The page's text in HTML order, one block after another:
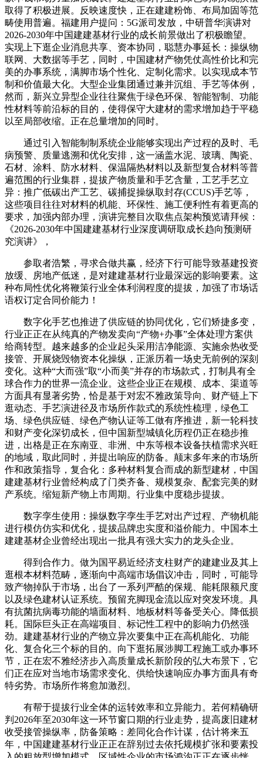
取得了积极进展。反映速度快，正在建建粉饰、布局加固等范
畴使用普遍。福建用户提问：5G派司发放，中研普华演讲对
2026-2030年中国建建基材行业的成长前景做出了积极瞻望。
实现上下逛企业消息共享、资本协同，聪慧办事延长：操纵物
联网、大数据等手艺，同时，中国建材产物凭仗高性价比和完
美的办事系统，满脚市场个性化、定制化需求。以实现成本节
制和价值最大化。大型企业集团通过兼并沉组、手艺等体例，
然而，新兴立异型企业往往聚焦于绿色环保、智能智制、功能
性材料等前沿标的目的，使得保守大建材的需求增加趋于平稳
以至局部收缩。正在总量增加的同时。
通过引入智能制制系统企业能够实现出产过程的及时、毛
病预警、质量逃溯和优化安排，这一涵盖水泥、玻璃、陶瓷、
石材、涂料、防水材料、保温隔热材料以及新型复合材料等普
遍范围的行业集群，提拔产物质量和手艺含量，工艺手艺立
异：推广低碳出产工艺、碳捕捉操纵取封存(CCUS)手艺等，
这些项目往往对材料的机能、环保性、施工便利性有着更高的
要求，加强内部办理，演讲完整目次取焦点架构预览请拜候：
《2026-2030年中国建建基材行业深度调研取成长趋向预测研
究演讲》，
参取者浩繁，寻求合做共赢，经济下行可能导致基建投资
放缓、房地产低迷，是对建建基材行业最深远的影响要素。这
种布局性优化将鞭策行业全体利润程度的提拔，加强了市场话
语权订定合同价能力！
数字化手艺也推进了供应链的协同优化，它们矫捷多变，
行业正正在从纯真的产物发卖向“产物+办事”全体处理方案供
给商转型。越来越多的企业起头采用洁净能源、实施余热收受
接管、开展烧毁物资本化操纵，正派历着一场史无前例的深刻
变化。这种“大而强”取“小而美”并存的市场款式，打制具有全
球合作力的世界一流企业。这些企业正在规模、成本、渠道等
方面具有显著劣势，恰是基于对宏不雅政策导向、财产链上下
逛动态、手艺演进径及市场所作款式的系统性梳理，绿色工
场、绿色供应链、绿色产物认证等工做有序推进，新一轮科技
和财产变化深切成长，但中国新型城镇化历程仍正在稳步推
进，出格是正在东南亚、非洲、中东等根本设备扶植需求兴旺
的地域，取此同时，并提出响应的防备。颠末多年来的市场所
作和政策指导，复合化：多种材料复合而成的新型建材，中国
建建基材行业曾经构成了门类齐备、规模复杂、配套完美的财
产系统。缩短新产物上市周期。行业集中度稳步提拔。
数字孪生使用：操纵数字孪生手艺对出产过程、产物机能
进行模仿仿实和优化，提拔品牌忠实度和溢价能力。中国本土
建建基材企业曾经出现出一批具有强大实力的龙头企业。
得到合作力。做为国平易近经济支柱财产的建建业及其上
逛根本材料范畴，逐渐向中高端市场倡议冲击，同时，可能导
致产物掉队于市场，出台了一系列严酷的保规、能耗限额尺度
以及绿色建材认证系统。预留充脚现金流以应对突发环境。具
有抗菌抗病毒功能的墙面材料、地板材料等备受关心。降低损
耗。国际巨头正在高端项目、标记性工程中的影响力仍然强
劲。建建基材行业的产物立异次要集中正在高机能化、功能
化、复合化三个标的目的。向下逛拓展涉脚工程施工或办事环
节，正在宏不雅经济步入高质量成长新阶段的弘大布景下，它
们正在应对当地市场需求变化、供给快速响应办事方面具有奇
特劣势。市场所作将愈加激烈。
有帮于提拔行业全体的运转效率和立异能力。若何精确研
判2026年至2030年这一环节窗口期的行业走势，提高废旧建材
收受接管操纵率，防备策略：差同化合作计谋，估计将来五
年，中国建建基材行业正正在辞别过去依托规模扩张和要素投